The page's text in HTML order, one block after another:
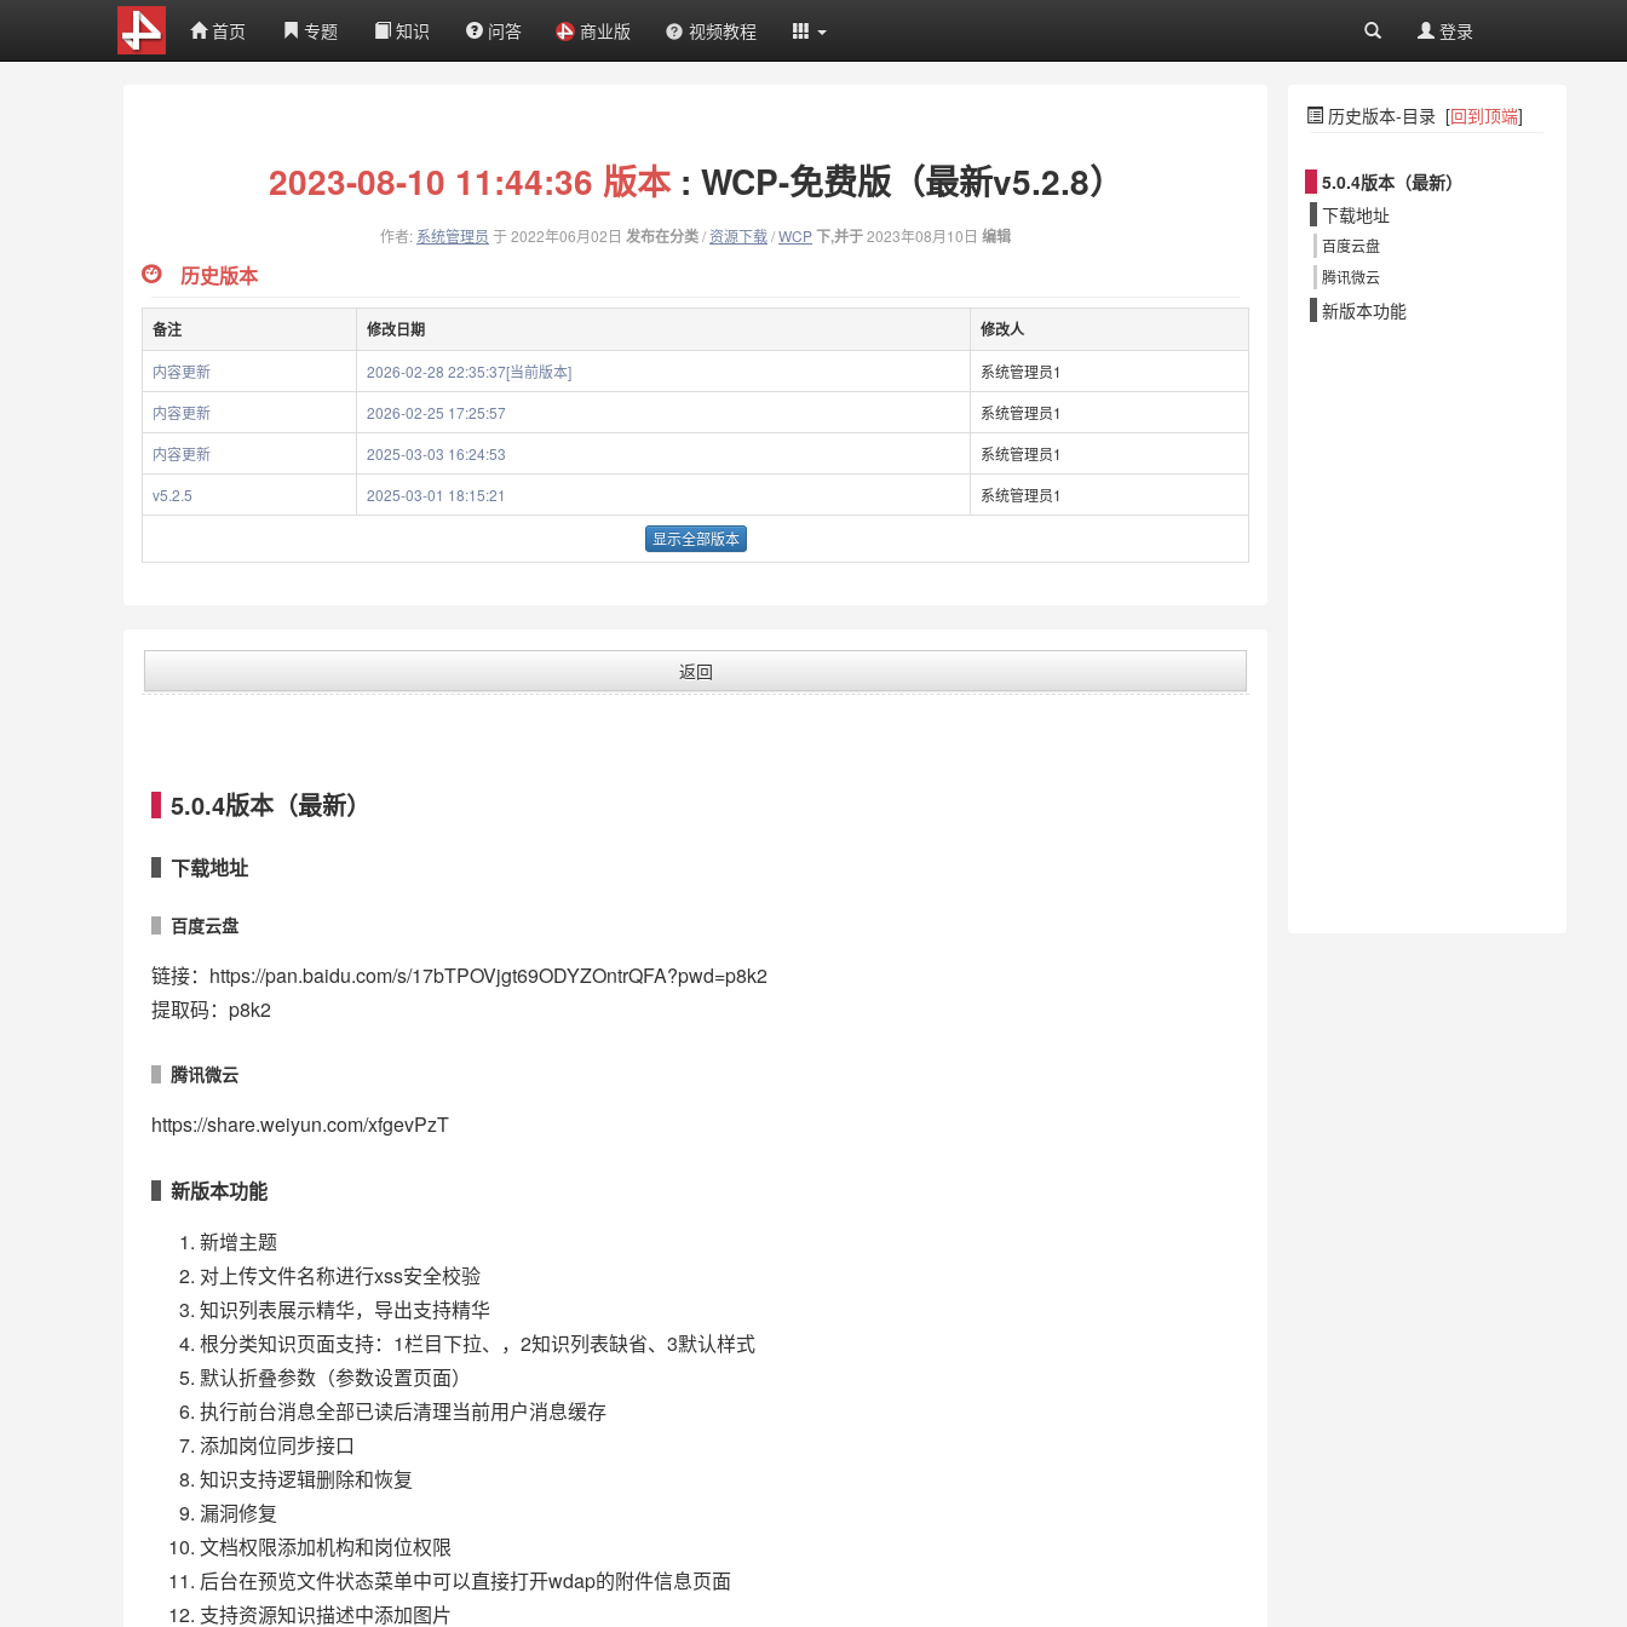
首页 专题 知识 问答 商业版 视频教程 登录
2023-08-10 11:44:36 版本 : WCP-免费版（最新v5.2.8）
作者: 系统管理员 于 2022年06月02日 发布在分类/资源下载/WCP下,并于2023年08月10日 编辑
历史版本
备注 修改日期 修改人
内容更新 2026-02-28 22:35:37[当前版本]
系统管理员1
内容更新
2026-02-25 17:25:57
系统管理员1
内容更新
2025-03-03 16:24:53
系统管理员1
v5.2.5
2025-03-01 18:15:21 系统管理员1
显示全部版本
返回
5.0.4版本（最新）
下载地址
百度云盘
链接：https://pan.baidu.com/s/17bTPOVjgt69ODYZOntrQFA?pwd=p8k2
提取码：p8k2
腾讯微云
https://share.weiyun.com/xfgevPzT
新版本功能
新增主题
对上传文件名称进行xss安全校验
知识列表展示精华，导出支持精华
根分类知识页面支持：1栏目下拉、，2知识列表缺省、3默认样式
默认折叠参数（参数设置页面）
执行前台消息全部已读后清理当前用户消息缓存
添加岗位同步接口
知识支持逻辑删除和恢复
漏洞修复
文档权限添加机构和岗位权限
后台在预览文件状态菜单中可以直接打开wdap的附件信息页面
支持资源知识描述中添加图片
历史版本-目录 [回到顶端]
5.0.4版本（最新）
下载地址
百度云盘
腾讯微云
新版本功能